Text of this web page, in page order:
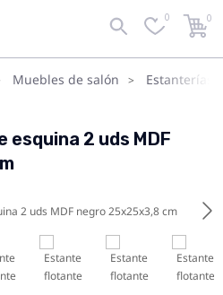
0 0
Muebles de salón Estanterías
2 uds MDF